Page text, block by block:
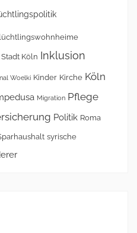
Köln Inklusion
Woelki Kinder Kirche Köln
Migration Pflege
Politik Roma
syrische